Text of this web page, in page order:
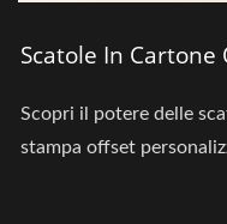
Scatole In
Scopri il potere delle
stampa offset